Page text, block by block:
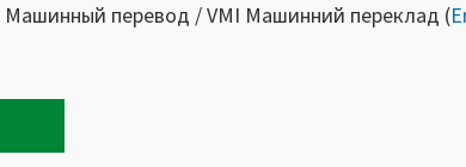
Машинный перевод / VMI Машинний переклад (